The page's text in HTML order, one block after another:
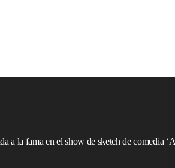
a la fama en el show de sketch de comedia